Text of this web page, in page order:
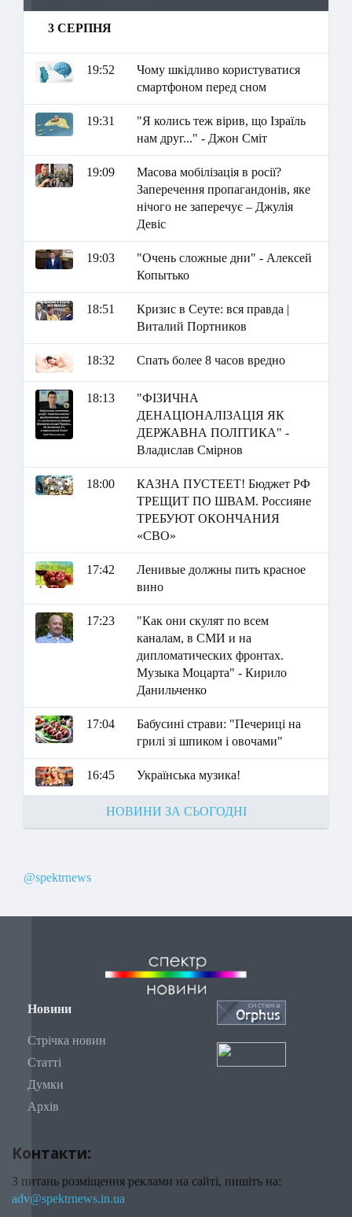
3 СЕРПНЯ
19:52
Чому шкідливо користуватися
смартфоном перед сном
19:31
"Я колись теж вірив, що Ізраїль
нам друг..." - Джон Сміт
19:09
Масова мобілізація в росії?
Заперечення пропагандонів, яке
нічого не заперечує – Джулія
Девіс
19:03
"Очень сложные дни" - Алексей
Копытько
18:51
Кризис в Сеуте: вся правда |
Виталий Портников
18:32 Спать более 8 часов вредно
18:13
"ФІЗИЧНА
ДЕНАЦІОНАЛІЗАЦІЯ ЯК
ДЕРЖАВНА ПОЛІТИКА" -
Владислав Смірнов
18:00
КАЗНА ПУСТЕЕТ! Бюджет РФ
ТРЕЩИТ ПО ШВАМ. Россияне
ТРЕБУЮТ ОКОНЧАНИЯ
«СВО»
17:42
Ленивые должны пить красное
вино
17:23
"Как они скулят по всем
каналам, в СМИ и на
дипломатических фронтах.
Музыка Моцарта" - Кирило
Данильченко
17:04
Бабусині страви: "Печериці на
грилі зі шпиком і овочами"
16:45 Українська музика!
НОВИНИ ЗА СЬОГОДНІ
@spektrnews
Новини
Стрічка новин
Статті
Думки
Архів
Контакти:
З питань розміщення реклами на сайті, пишіть на:
adv@spektrnews.in.ua